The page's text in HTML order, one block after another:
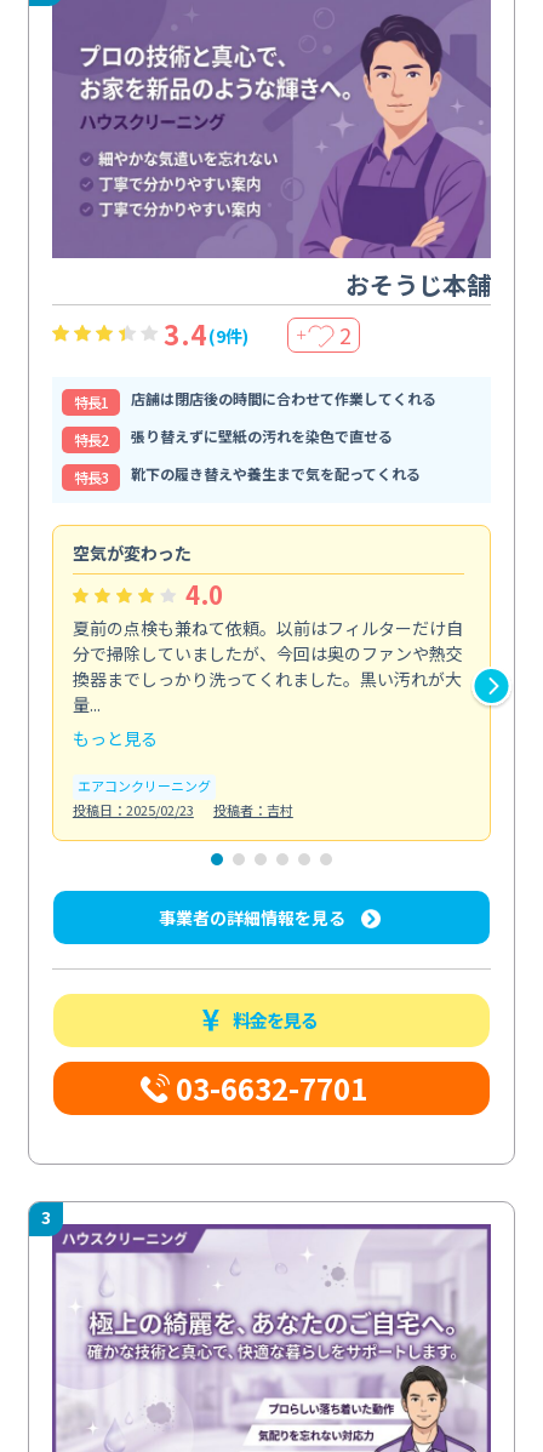
おそうじ本舗
3.4(9件) ＋ 2
特⻑1
店舗は閉店後の時間に合わせて作業してくれる
特⻑2
張り替えずに壁紙の汚れを染色で直せる
特⻑3
靴下の履き替えや養生まで気を配ってくれる
空気が変わった
4.0
夏前の点検も兼ねて依頼。以前はフィルターだけ自
分で掃除していましたが、今回は奥のファンや熱交
換器までしっかり洗ってくれました。黒い汚れが大
量...
もっと見る
エアコンクリーニング
投稿日：2025/02/23
投稿者：吉村
事業者の詳細情報を見る
料金を見る
03-6632-7701
3